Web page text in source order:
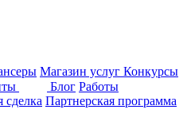
Магазин услуг Конкурсы
Блог Работы
сделка Партнерская программа